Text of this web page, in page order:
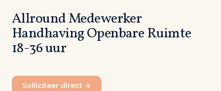
Allround Medewerker
Handhaving Openbare Ruimte
18-36 uur
Solliciteer direct →